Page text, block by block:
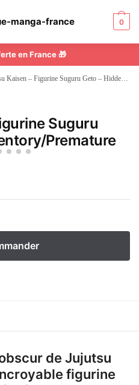
0
en France 🎁
– Figurine Suguru Geto – Hidden Inventory/Premature Death – Figurizm
Suguru
Premature
de Jujutsu
figurine